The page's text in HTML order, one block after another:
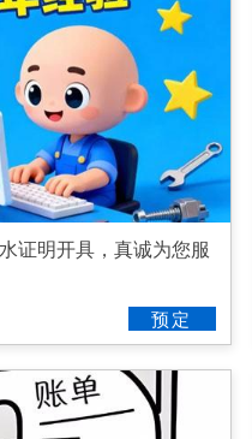
证明开具，真诚为您服
预定